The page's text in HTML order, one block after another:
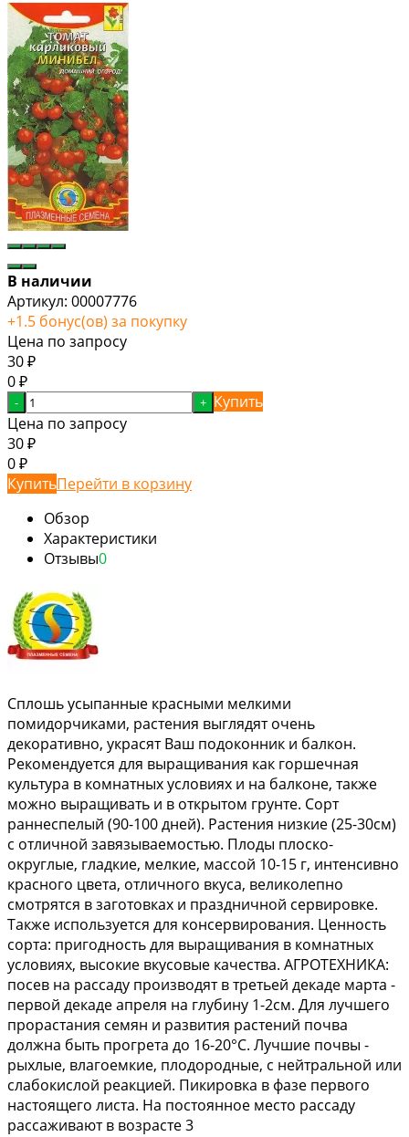
В наличии
Артикул: 00007776
+1.5 бонус(ов) за покупку
Цена по запросу
30 ₽
0 ₽
- + Купить
Цена по запросу
30 ₽
0 ₽
КупитьПерейти в корзину
Обзор
Характеристики
Отзывы0
Сплошь усыпанные красными мелкими
помидорчиками, растения выглядят очень
декоративно, украсят Ваш подоконник и балкон.
Рекомендуется для выращивания как горшечная
культура в комнатных условиях и на балконе, также
можно выращивать и в открытом грунте. Сорт
раннеспелый (90-100 дней). Растения низкие (25-30см)
с отличной завязываемостью. Плоды плоско-
округлые, гладкие, мелкие, массой 10-15 г, интенсивно
красного цвета, отличного вкуса, великолепно
смотрятся в заготовках и праздничной сервировке.
Также используется для консервирования. Ценность
сорта: пригодность для выращивания в комнатных
условиях, высокие вкусовые качества. АГРОТЕХНИКА:
посев на рассаду производят в третьей декаде марта -
первой декаде апреля на глубину 1-2см. Для лучшего
прорастания семян и развития растений почва
должна быть прогрета до 16-20°С. Лучшие почвы -
рыхлые, влагоемкие, плодородные, с нейтральной или
слабокислой реакцией. Пикировка в фазе первого
настоящего листа. На постоянное место рассаду
рассаживают в возрасте 3